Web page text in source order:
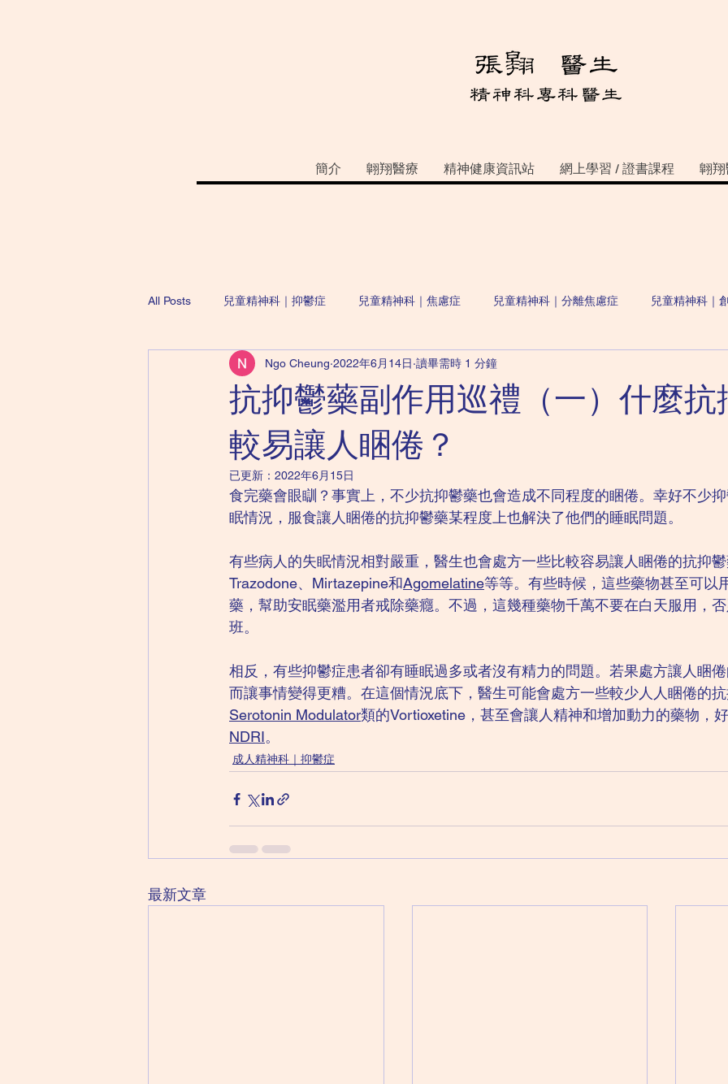
簡介 翺翔醫療 精神健康資訊站 網上學習 / 證書課程 翺
All Posts 兒童精神科｜抑鬱症 兒童精神科｜焦慮症 兒童精神科｜分離焦慮症 兒童精神科｜
兒童精神科｜自閉症 成人精神科｜強迫症 成人精神科｜抑鬱症
兒童精神科｜心理健康紙牌遊戲 兒童精神科｜讀寫障礙
抗抑鬱藥副作用巡禮（一）什麼抗
較易讓人睏倦？
Ngo Cheung 2022年6月14日 讀畢需時 1 分鐘
已更新： 2022年6月15日
食完藥會眼瞓？事實上，不少抗抑鬱藥也會造成不同程度的睏倦。幸好不少
眠情況，服食讓人睏倦的抗抑鬱藥某程度上也解決了他們的睡眠問題。
有些病人的失眠情況相對嚴重，醫生也會處方一些比較容易讓人睏倦的抗抑
Trazodone、Mirtazepine和Agomelatine等等。有些時候，這些藥物甚至可以
藥，幫助安眠藥濫用者戒除藥癮。不過，這幾種藥物千萬不要在白天服用，
班。
相反，有些抑鬱症患者卻有睡眠過多或者沒有精力的問題。若果處方讓人睏
而讓事情變得更糟。在這個情況底下，醫生可能會處方一些較少人人睏倦的
Serotonin Modulator類的Vortioxetine，甚至會讓人精神和增加動力的藥物，
NDRI。
成人精神科｜抑鬱症
最新文章